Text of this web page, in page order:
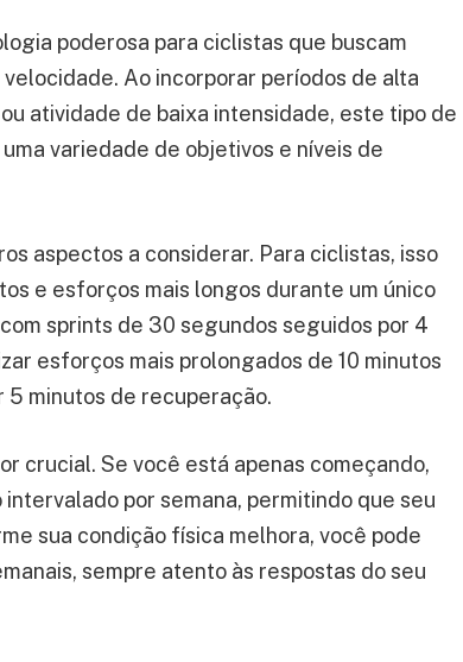
poderosa para ciclistas que buscam
Ao incorporar períodos de alta
atividade de baixa intensidade, este tipo de
variedade de objetivos e níveis de
aspectos a considerar. Para ciclistas, isso
e esforços mais longos durante um único
sprints de 30 segundos seguidos por 4
esforços mais prolongados de 10 minutos
5 minutos de recuperação.
crucial. Se você está apenas começando,
por semana, permitindo que seu
sua condição física melhora, você pode
sempre atento às respostas do seu